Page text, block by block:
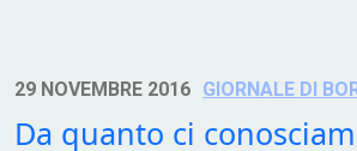
29 NOVEMBRE 2016 GIORNALE DI
Da quanto ci